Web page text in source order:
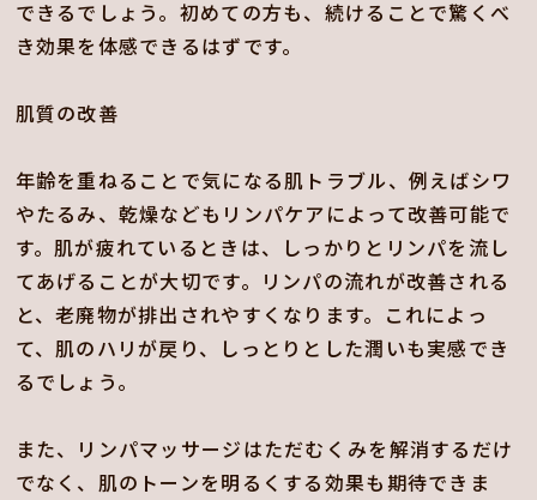
できるでしょう。初めての方も、続けることで驚くべ
き効果を体感できるはずです。
肌質の改善
年齢を重ねることで気になる肌トラブル、例えばシワ
やたるみ、乾燥などもリンパケアによって改善可能で
す。肌が疲れているときは、しっかりとリンパを流し
てあげることが大切です。リンパの流れが改善される
と、老廃物が排出されやすくなります。これによっ
て、肌のハリが戻り、しっとりとした潤いも実感でき
るでしょう。
また、リンパマッサージはただむくみを解消するだけ
でなく、肌のトーンを明るくする効果も期待できま